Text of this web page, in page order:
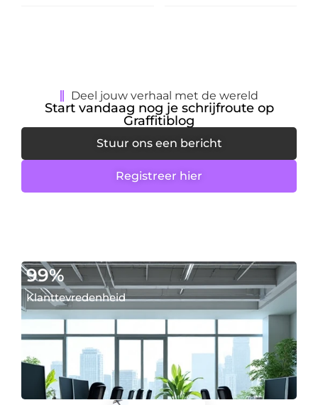
Deel jouw verhaal met de wereld
Start vandaag nog je schrijfroute op
Graffitiblog
Stuur ons een bericht
Registreer hier
Klanttevredenheid
99%